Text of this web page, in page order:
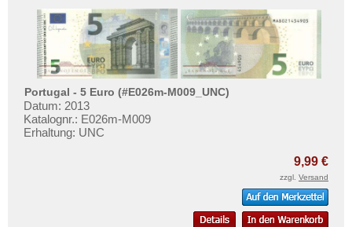
Transnistrien
Tschechische Republik
Tschechoslowakei
Türkei
Ukraine
Ungarn
Ankauf
Erhaltungsgrade
Gratisbanknoten
FAQ
Mehr über...
Portugal - 5 Euro (#E026m-M009_UNC)
Datum: 2013
Katalognr.: E026m-M009
Erhaltung: UNC
9,99 €
zzgl. Versand